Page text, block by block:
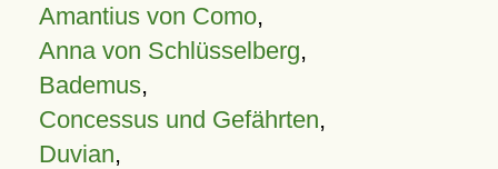
Amantius von Como,
Anna von Schlüsselberg,
Bademus,
Concessus und Gefährten,
Duvian,